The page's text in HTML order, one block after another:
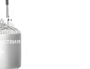
Кемпинг чайник из
Кофе Чайник